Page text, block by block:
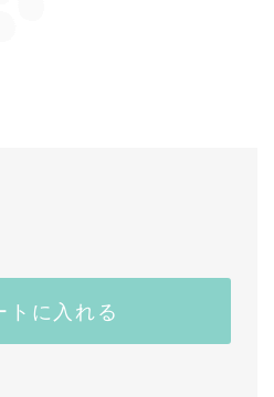
トに入れる